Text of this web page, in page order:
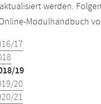
werden.
Modulhandbuch
17
19
20
21